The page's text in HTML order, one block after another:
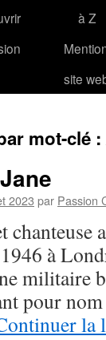
à Z
site
mot-clé :
2023 par Passion
à
militaire
pour
la